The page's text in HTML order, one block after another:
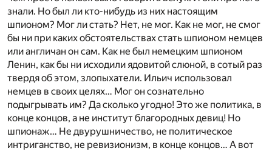
знали. Но был ли кто-нибудь из них настоящим
шпионом? Мог ли стать? Нет, не мог. Как не мог, не смог
бы ни при каких обстоятельствах стать шпионом немцев
или англичан он сам. Как не был немецким шпионом
Ленин, как бы ни исходили ядовитой слюной, в сотый раз
твердя об этом, злопыхатели. Ильич использовал
немцев в своих целях… Мог он сознательно
подыгрывать им? Да сколько угодно! Это же политика, в
конце концов, а не институт благородных девиц! Но
шпионаж… Не двурушничество, не политическое
интриганство, не ревизионизм, в конце концов… А вот